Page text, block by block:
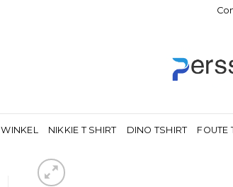
WINKEL NIKKIE T SHIRT DINO TSHIRT FOUTE